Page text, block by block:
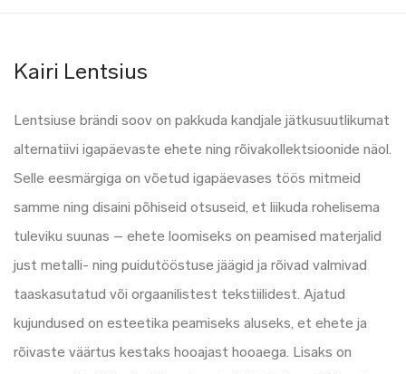
Kairi Lentsius
Lentsiuse brändi soov on pakkuda kandjale jätkusuutlikumat
alternatiivi igapäevaste ehete ning rõivakollektsioonide näol.
Selle eesmärgiga on võetud igapäevases töös mitmeid
samme ning disaini põhiseid otsuseid, et liikuda rohelisema
tuleviku suunas – ehete loomiseks on peamised materjalid
just metalli- ning puidutööstuse jäägid ja rõivad valmivad
taaskasutatud või orgaanilistest tekstiilidest. Ajatud
kujundused on esteetika peamiseks aluseks, et ehete ja
rõivaste väärtus kestaks hooajast hooaega. Lisaks on